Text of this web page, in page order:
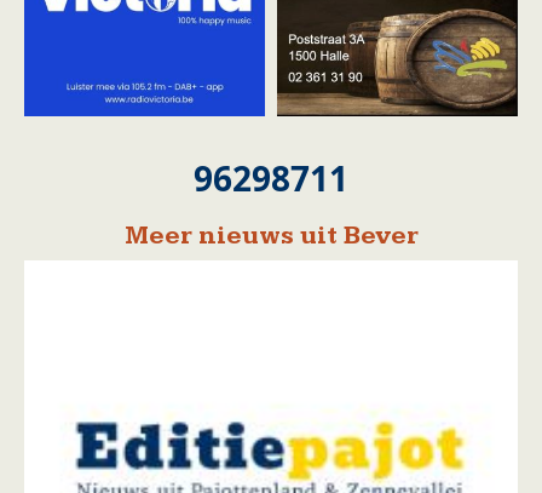
96298711
Meer nieuws uit Bever